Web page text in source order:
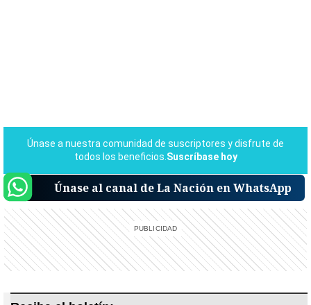
Únase al canal de La Nación en WhatsApp